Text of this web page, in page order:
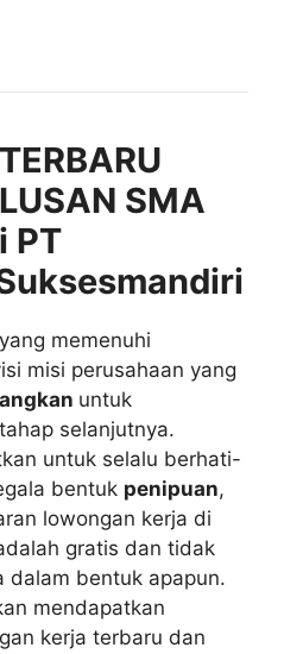
SMA
PT
memenuhi
misi perusahaan yang
untuk
selanjutnya.
untuk selalu berhati-
bentuk penipuan,
lowongan kerja di
gratis dan tidak
dalam bentuk apapun.
mendapatkan
kerja terbaru dan